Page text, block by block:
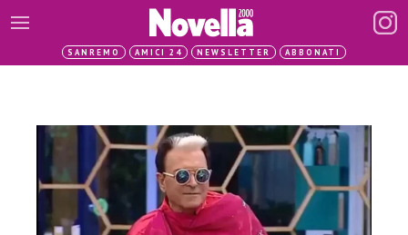
SANREMO AMICI 24 NEWSLETTER ABBONATI